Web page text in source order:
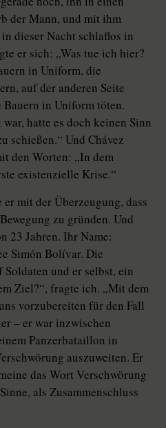
der Mann, und mit ihm
dieser Nacht schlaflos in
er sich: „Was tue ich hier?
in Uniform, die
auf der anderen Seite
in Uniform töten.
hatte es doch keinen Sinn
schießen.“ Und Chávez
den Worten: „In dem
existenzielle Krise.“
mit der Überzeugung, dass
zu gründen. Und
23 Jahren. Ihr Name:
Simón Bolívar. Die
und er selbst, ein
Ziel?“, fragte ich. „Mit dem
vorzubereiten für den Fall
– er war inzwischen
Panzerbataillon in
auszuweiten. Er
das Wort Verschwörung
als Zusammenschluss